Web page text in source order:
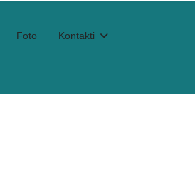
Foto Kontakti